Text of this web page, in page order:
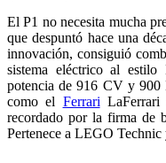
El P1 no necesita mucha
que despuntó hace una
innovación, consiguió
sistema eléctrico al
potencia de 916 CV y 900
como el Ferrari
recordado por la firma de
Pertenece a LEGO Technic